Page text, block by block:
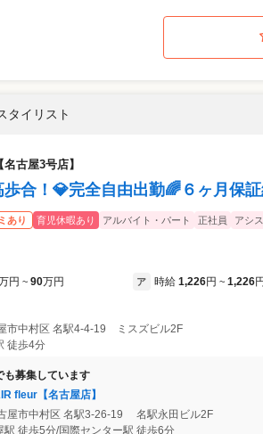
タイリスト
古屋3号店】
合！💎完全自由出勤🌈６ヶ月保
あり 育児休暇あり アルバイト・パート 正社員 アシ
円 ~ 90万円 ア 時給 1,226円 ~ 1,226円
市中村区 名駅4-4-19 ミスズビル2F
徒歩4分
も募集しています
fleur【名古屋店】
屋市中村区 名駅3-26-19 名駅永田ビル2F
駅 徒歩5分/国際センター駅 徒歩6分